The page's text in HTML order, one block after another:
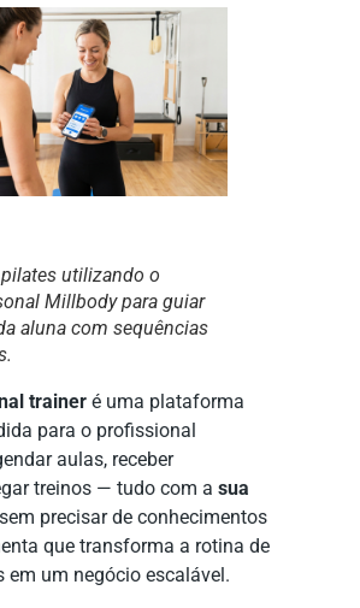
utilizando o
Millbody para guiar
aluna com sequências
trainer é uma plataforma
para o profissional
aulas, receber
treinos — tudo com a sua
precisar de conhecimentos
que transforma a rotina de
em um negócio escalável.